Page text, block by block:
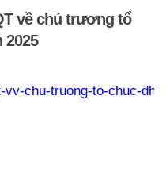
về chủ trương tổ
chu-truong-to-chuc-